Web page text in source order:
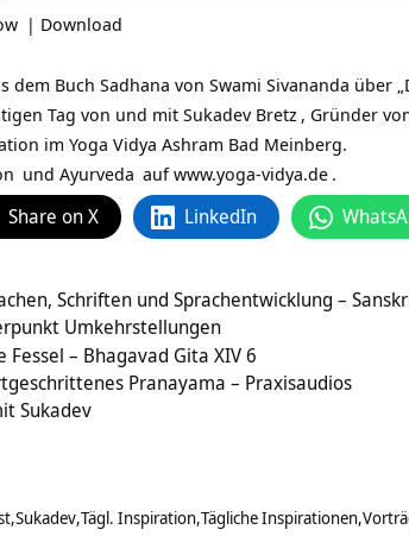
| Download
dem Buch Sadhana von Swami Sivananda
Tag von und mitSukadev Bretz , Gründer
im Yoga Vidya Ashram Bad Meinberg.
und Ayurveda aufwww.yoga-vidya.de .
Share on X LinkedIn
Schriften und Sprachentwicklung –
Umkehrstellungen
– Bhagavad Gita XIV 6
Pranayama – Praxisaudios
Sukadev
Sukadev Tägl. Inspiration Tägliche Inspirationen